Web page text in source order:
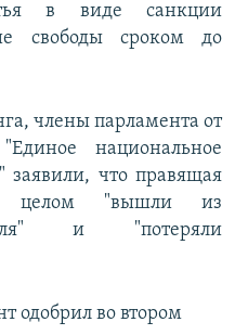
в виде санкции
свободы сроком до
члены парламента от
национальное
что правящая
целом "вышли из
и "потеряли
одобрил во втором